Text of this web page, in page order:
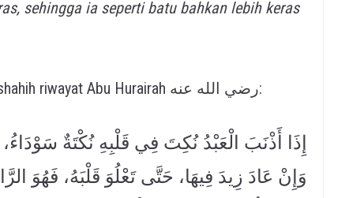
sehingga ia seperti batu bahkan lebih keras
Rasulullah ﷺ juga bersabda dalam hadits shahih riwayat Abu Hurairah رضي الله عنه:
إِذَا أَذْنَبَ الْعَبْدُ نُكِتَ فِي قَلْبِهِ نُكْتَةٌ
وَإِنْ عَادَ زِيدَ فِيهَا، حَتَّى تَعْلُوَ قَلْبَهُ، فَهُوَ